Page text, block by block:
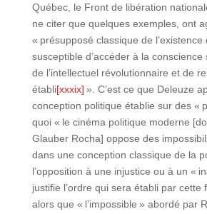
Québec, le Front de libération
ne citer que quelques exemples, ont
« présupposé classique de l’existence
susceptible d’accéder à la conscience
de l’intellectuel révolutionnaire et de
établi[xxxix] ». C’est ce que Deleuze
conception politique établie sur des «
quoi « le cinéma politique moderne
Glauber Rocha] oppose des
dans une conception classique de la
l’opposition à une injustice ou à un «
justifie l’ordre qui sera établi par cette
alors que « l’impossible » abordé par